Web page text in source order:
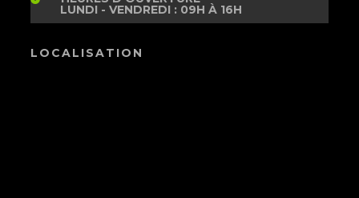
LUNDI - VENDREDI : 09H À 16H
LOCALISATION